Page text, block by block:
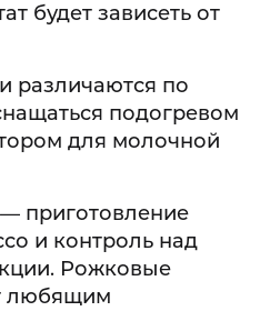
будет зависеть от
различаются по
подогревом
для молочной
приготовление
и контроль над
Рожковые
любящим